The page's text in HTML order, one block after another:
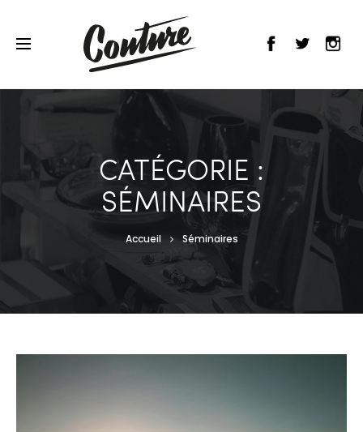
CATÉGORIE :
SÉMINAIRES
Accueil Séminaires